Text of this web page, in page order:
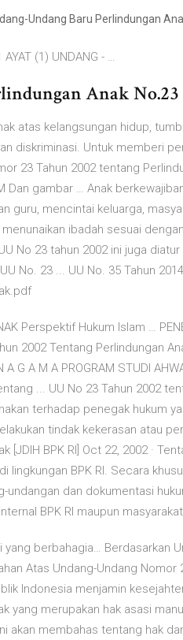
Undang Baru Perlindungan
AYAT (1) UNDANG - …
Anak
atas kelangsungan hidup,
diskriminasi. Untuk memberi
23 Tahun 2002 tentang
Dan gambar … Anak
guru, mencintai keluarga,
ibadah sesuai
No 23 tahun 2002 ini juga
No. 23 ... UU No. 35 Tahun
Perspektif Hukum Islam …
2002 Tentang Perlindungan
A G A M A PROGRAM STUDI
... UU No 23 Tahun 2002
terhadap penegak hukum
tindak kekerasan atau
[JDIH BPK RI] Oct 22, 2002 ·
lingkungan BPK RI. Secara
undangan dan dokumentasi
BPK RI maupun
yang berbahagia… Berdasarkan
Atas Undang-Undang
Indonesia menjamin
yang merupakan hak asasi
akan membahas tentang hak